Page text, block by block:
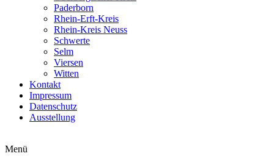
Paderborn
Rhein-Erft-Kreis
Rhein-Kreis Neuss
Schwerte
Selm
Viersen
Witten
Kontakt
Impressum
Datenschutz
Ausstellung
Menü